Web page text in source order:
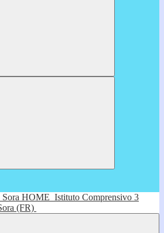
HOME Istituto Comprensivo 3
(FR)